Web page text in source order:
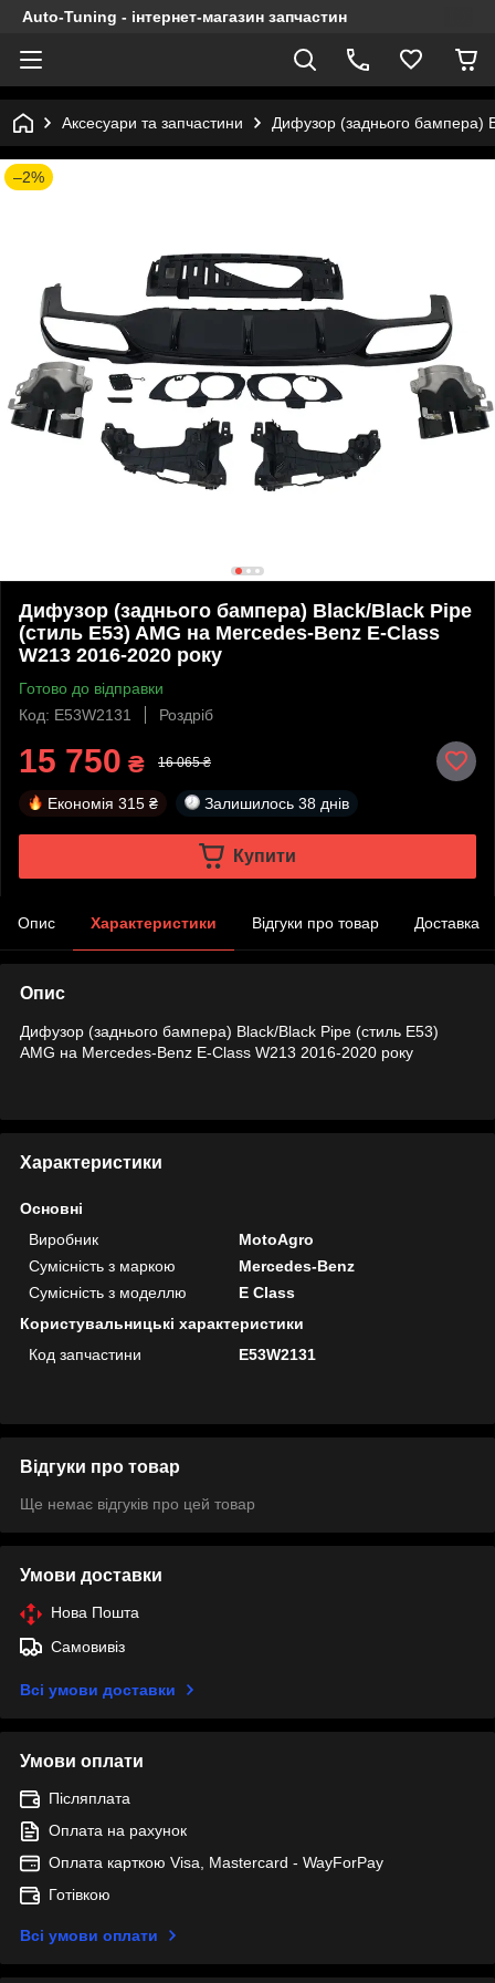
Auto-Tuning - інтернет-магазин запчастин
Аксесуари та запчастини Дифузор (заднього бампера)
–2%
Дифузор (заднього бампера) Black/Black Pipe
(стиль E53) AMG на Mercedes-Benz E-Class
W213 2016-2020 року
Готово до відправки
Код: E53W2131
Роздріб
15 750 ₴ 16 065 ₴
Економія 315 ₴ Залишилось 38 днів
Купити
Опис Характеристики Відгуки про товар Доставка
Опис
Дифузор (заднього бампера) Black/Black Pipe (стиль E53)
AMG на Mercedes-Benz E-Class W213 2016-2020 року
Характеристики
Основні
Виробник
MotoAgro
Сумісність з маркою
Mercedes-Benz
Сумісність з моделлю
E Class
Користувальницькі характеристики
Код запчастини
E53W2131
Відгуки про товар
Ще немає відгуків про цей товар
Умови доставки
Нова Пошта
Самовивіз
Всі умови доставки
Умови оплати
Післяплата
Оплата на рахунок
Оплата карткою Visa, Mastercard - WayForPay
Готівкою
Всі умови оплати